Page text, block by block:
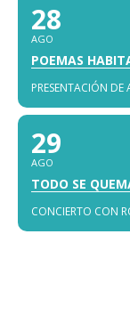
28
AGO
POEMAS
PRESENTACIÓN
29
AGO
TODO SE
CONCIERTO CON